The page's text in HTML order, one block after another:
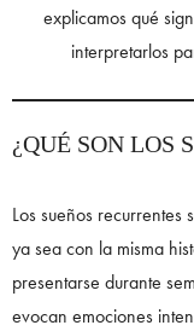
explicamos qué
interpretarlos
¿QUÉ SON LOS
Los sueños
ya sea con la misma
presentarse durante
evocan emociones